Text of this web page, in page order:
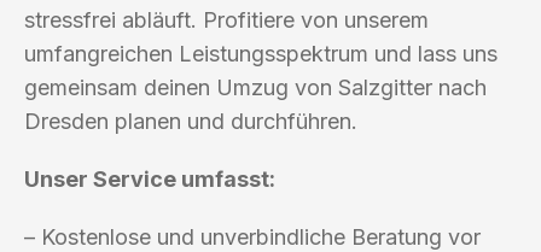
stressfrei abläuft. Profitiere von unserem
umfangreichen Leistungsspektrum und lass uns
gemeinsam deinen Umzug von Salzgitter nach
Dresden planen und durchführen.
Unser Service umfasst:
– Kostenlose und unverbindliche Beratung vor